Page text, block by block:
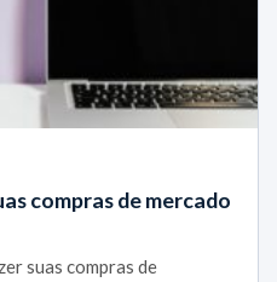
compras de mercado
suas compras de